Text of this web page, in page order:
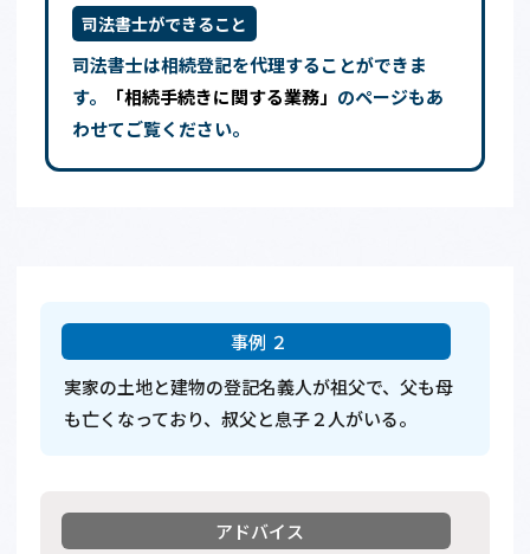
司法書士ができること
司法書士は相続登記を代理することができま
す。
「相続手続きに関する業務」 のページもあ
わせてご覧ください。
実家の土地と建物の登記名義人が祖父で、父も母
も亡くなっており、叔父と息子２人がいる。